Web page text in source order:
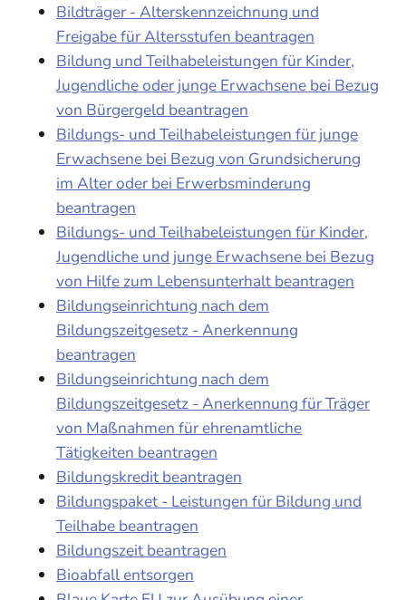
Bildträger - Alterskennzeichnung und
Freigabe für Altersstufen beantragen
Bildung und Teilhabeleistungen für Kinder,
Jugendliche oder junge Erwachsene bei Bezug
von Bürgergeld beantragen
Bildungs- und Teilhabeleistungen für junge
Erwachsene bei Bezug von Grundsicherung
im Alter oder bei Erwerbsminderung
beantragen
Bildungs- und Teilhabeleistungen für Kinder,
Jugendliche und junge Erwachsene bei Bezug
von Hilfe zum Lebensunterhalt beantragen
Bildungseinrichtung nach dem
Bildungszeitgesetz - Anerkennung
beantragen
Bildungseinrichtung nach dem
Bildungszeitgesetz - Anerkennung für Träger
von Maßnahmen für ehrenamtliche
Tätigkeiten beantragen
Bildungskredit beantragen
Bildungspaket - Leistungen für Bildung und
Teilhabe beantragen
Bildungszeit beantragen
Bioabfall entsorgen